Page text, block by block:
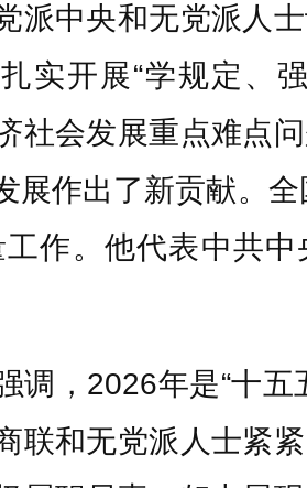
派中央和无党派人
实开展“学规定、
社会发展重点难点
展作出了新贡献。
工作。他代表中共
，2026年是“十五
联和无党派人士紧